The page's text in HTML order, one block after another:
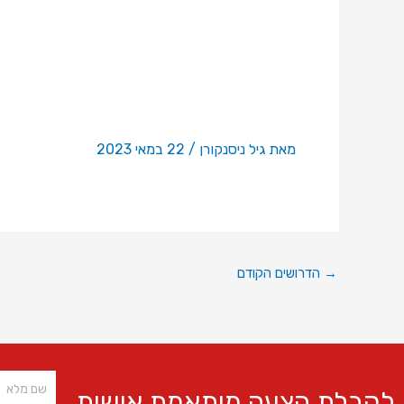
מאת גיל ניסנקורן / 22 במאי 2023
→ הדרושים הקודם
Name